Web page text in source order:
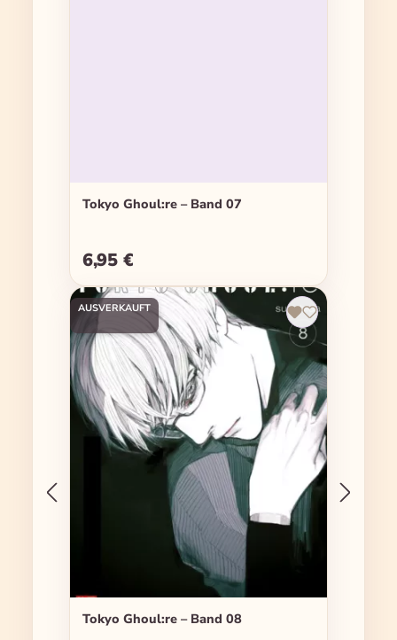
Tokyo Ghoul:re – Band 07
Regulärer Preis:
6,95 €
AUSVERKAUFT
Tokyo Ghoul:re – Band 08